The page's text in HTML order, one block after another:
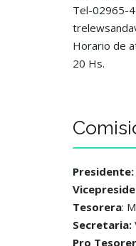
Tel-02965-
Horario de
20 Hs.
Presidente:
Tesorera:
Secretaria:
Pro